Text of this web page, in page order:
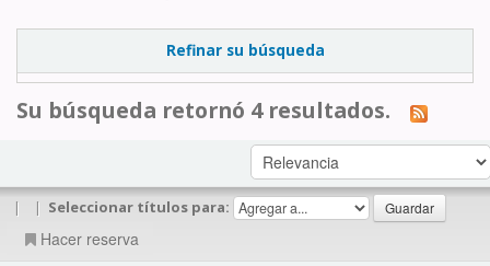
Refinar su búsqueda
Su búsqueda retornó 4 resultados.
| | Seleccionar títulos para:
Hacer reserva